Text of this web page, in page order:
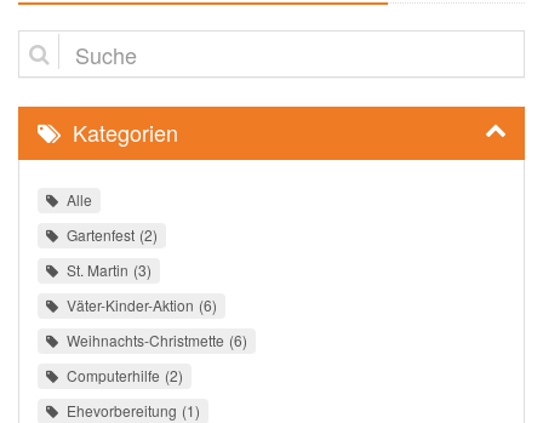
Suche
Kategorien
Alle
Gartenfest 2
St. Martin 3
Väter-Kinder-Aktion 6
Weihnachts-Christmette 6
Computerhilfe 2
Ehevorbereitung 1